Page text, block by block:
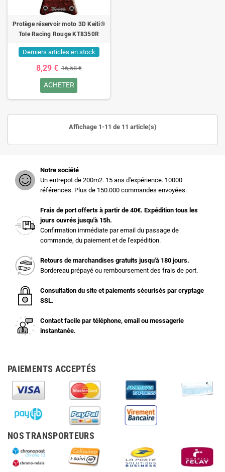
Protège réservoir moto 3D Keiti®
Tole Racing Rouge KT8350R
Derniers articles en stock
8,29 € 16,58 €
ACHETER
Affichage 1-11 de 11 article(s)
Notre société
Un entrepot de 200m2. 15 ans d'expérience. 10000
références. Plus de 150.000 commandes envoyées.
Frais de port offerts à partir de 40€. Expédition tous les
jours ouvrés jusqu'à 15h.
Confirmation immédiate par email du passage de
commande, du paiement et de l'expédition.
Retours de marchandises gratuits jusqu'à 180 jours.
Bordereau prépayé ou remboursement des frais de port.
Consultation du site et paiements sécurisés par cryptage
SSL.
Contact facile par téléphone, email ou messagerie
instantanée.
PAIEMENTS ACCEPTÉS
NOS TRANSPORTEURS